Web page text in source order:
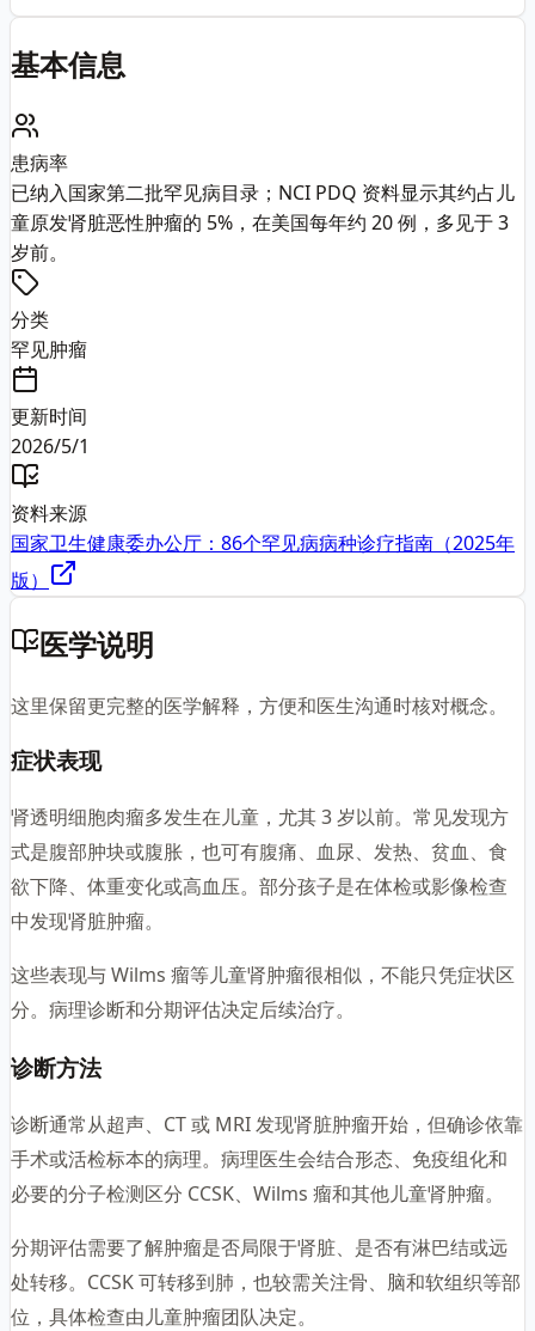
基本信息
患病率
已纳入国家第二批罕见病目录；NCI PDQ 资料显示其约占儿
童原发肾脏恶性肿瘤的 5%，在美国每年约 20 例，多见于 3
岁前。
分类
罕见肿瘤
更新时间
2026/5/1
资料来源
国家卫生健康委办公厅：86个罕见病病种诊疗指南（2025年
版）
医学说明
这里保留更完整的医学解释，方便和医生沟通时核对概念。
症状表现
肾透明细胞肉瘤多发生在儿童，尤其 3 岁以前。常见发现方
式是腹部肿块或腹胀，也可有腹痛、血尿、发热、贫血、食
欲下降、体重变化或高血压。部分孩子是在体检或影像检查
中发现肾脏肿瘤。
这些表现与 Wilms 瘤等儿童肾肿瘤很相似，不能只凭症状区
分。病理诊断和分期评估决定后续治疗。
诊断方法
诊断通常从超声、CT 或 MRI 发现肾脏肿瘤开始，但确诊依靠
手术或活检标本的病理。病理医生会结合形态、免疫组化和
必要的分子检测区分 CCSK、Wilms 瘤和其他儿童肾肿瘤。
分期评估需要了解肿瘤是否局限于肾脏、是否有淋巴结或远
处转移。CCSK 可转移到肺，也较需关注骨、脑和软组织等部
位，具体检查由儿童肿瘤团队决定。